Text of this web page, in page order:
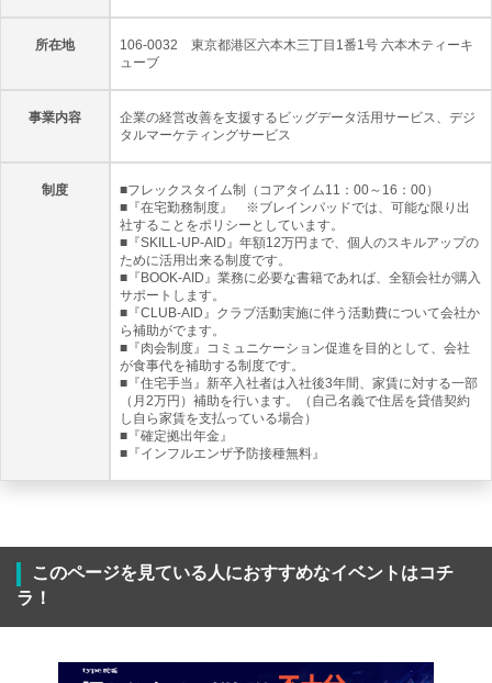
所在地
106-0032 東京都港区六本木三丁目1番1号 六本木ティーキ
ューブ
事業内容
企業の経営改善を支援するビッグデータ活用サービス、デジ
タルマーケティングサービス
制度
■フレックスタイム制（コアタイム11：00～16：00）
■『在宅勤務制度』 ※ブレインパッドでは、可能な限り出
社することをポリシーとしています。
■『SKILL-UP-AID』年額12万円まで、個人のスキルアップの
ために活用出来る制度です。
■『BOOK-AID』業務に必要な書籍であれば、全額会社が購入
サポートします。
■『CLUB-AID』クラブ活動実施に伴う活動費について会社か
ら補助がでます。
■『肉会制度』コミュニケーション促進を目的として、会社
が食事代を補助する制度です。
■『住宅手当』新卒入社者は入社後3年間、家賃に対する一部
（月2万円）補助を行います。（自己名義で住居を貸借契約
し自ら家賃を支払っている場合）
■『確定拠出年金』
■『インフルエンザ予防接種無料』
このページを見ている人におすすめなイベントはコチ
ラ！